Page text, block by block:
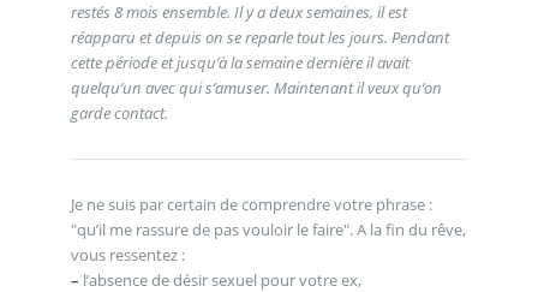
restés 8 mois ensemble. Il y a deux semaines, il est
réapparu et depuis on se reparle tout les jours. Pendant
cette période et jusqu’à la semaine dernière il avait
quelqu’un avec qui s’amuser. Maintenant il veux qu’on
garde contact.
Je ne suis par certain de comprendre votre phrase :
"qu’il me rassure de pas vouloir le faire". A la fin du rêve,
vous ressentez :
– l’absence de désir sexuel pour votre ex,